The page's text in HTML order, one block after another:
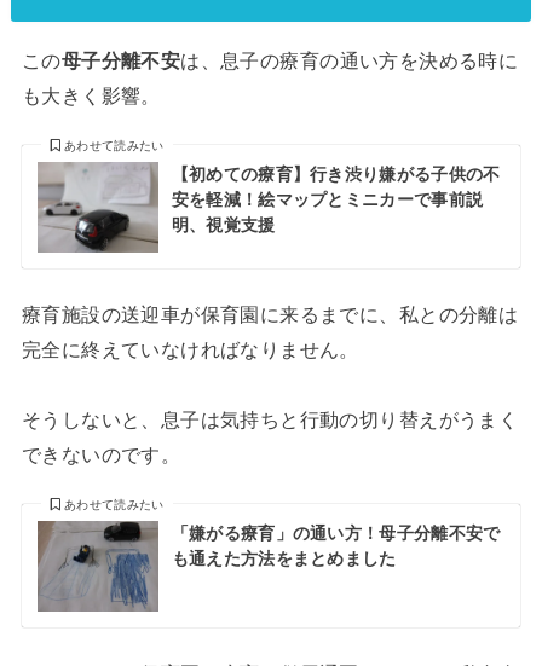
この母子分離不安は、息子の療育の通い方を決める時に
も大きく影響。
【初めての療育】行き渋り嫌がる子供の不
安を軽減！絵マップとミニカーで事前説
明、視覚支援
あわせて読みたい
療育施設の送迎車が保育園に来るまでに、私との分離は
完全に終えていなければなりません。
そうしないと、息子は気持ちと行動の切り替えがうまく
できないのです。
「嫌がる療育」の通い方！母子分離不安で
も通えた方法をまとめました
あわせて読みたい